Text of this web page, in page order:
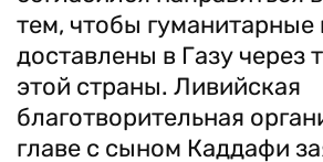
тем, чтобы гуманитарные
доставлены в Газу через
этой страны. Ливийская
благотворительная
главе с сыном Каддафи